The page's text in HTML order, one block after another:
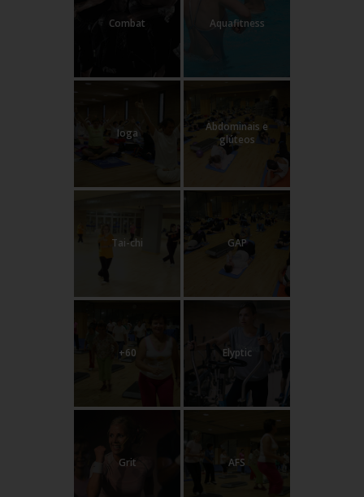
Combat Aquafitness
Ioga
Abdominais e
glúteos
Tai-chi GAP
+60 Elyptic
Grit AFS